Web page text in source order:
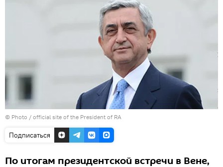
© Photo / official site of the President of RA
Подписаться
По итогам президентской встречи в Вене,